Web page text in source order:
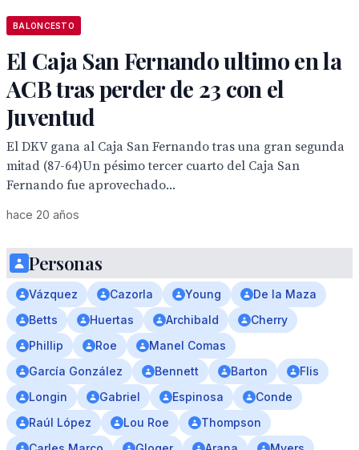
BALONCESTO
El Caja San Fernando ultimo en la
ACB tras perder de 23 con el
Juventud
El DKV gana al Caja San Fernando tras una gran segunda
mitad (87-64)Un pésimo tercer cuarto del Caja San
Fernando fue aprovechado...
hace 20 años
Personas
Vázquez Cazorla Young
De la Maza
Betts
Huertas Archibald
Cherry
Phillip
Roe
Manel Comas
García González
Bennett Barton
Flis
Longin
Gabriel Espinosa
Conde
Raúl López
Lou Roe
Thompson